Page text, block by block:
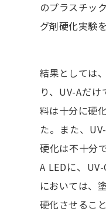
のプラスチッ
グ剤硬化実験
結果としては
り、UV-Aだ
料は十分に硬
た。また、
硬化は不十分
A LEDに、
においては、
硬化させるこ